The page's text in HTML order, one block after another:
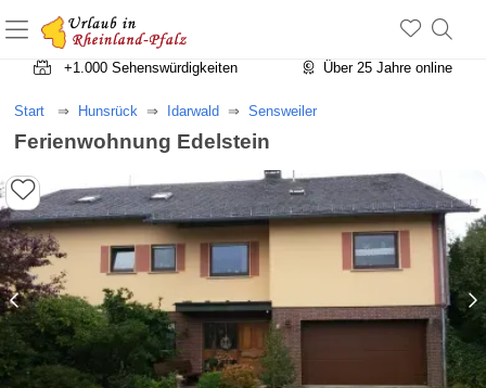
+1.500 Unterkünfte in Rheinland-Pfalz
+1.000 Sehenswürdigkeiten
Über 25 Jahre online
Start Hunsrück Idarwald Sensweiler
Ferienwohnung Edelstein